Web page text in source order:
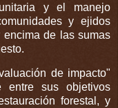
y el manejo
y ejidos
encima de las sumas
de impacto"
entre sus objetivos
forestal, y